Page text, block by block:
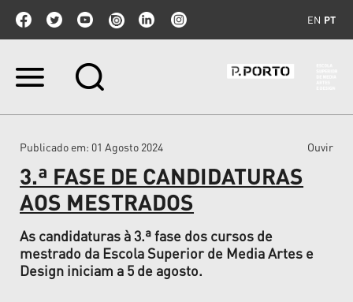
EN PT
Ir
Ir
navegação
Publicado em: 01 Agosto 2024 Ouvir
3.ª FASE DE CANDIDATURAS
AOS MESTRADOS
As candidaturas à 3.ª fase dos cursos de
mestrado da Escola Superior de Media Artes e
Design iniciam a 5 de agosto.